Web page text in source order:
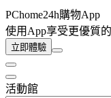
PChome24h購物App
使用App享受更優質
立即體驗
活動館